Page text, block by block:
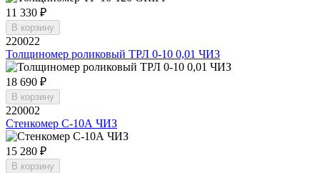
11 330 ₽
В корзину
220022
Толщиномер роликовый ТРЛ 0-10 0,01 ЧИЗ
18 690 ₽
В корзину
220002
Стенкомер С-10А ЧИЗ
15 280 ₽
В корзину